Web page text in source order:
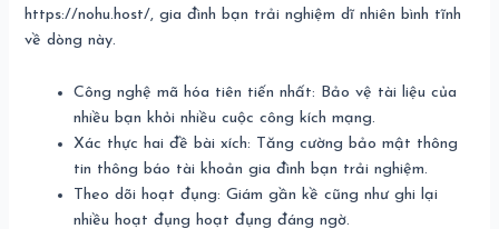
https://nohu.host/, gia đình bạn trải nghiệm dĩ nhiên bình tĩnh
về dòng này.
Công nghệ mã hóa tiên tiến nhất: Bảo vệ tài liệu của
nhiều bạn khỏi nhiều cuộc công kích mạng.
Xác thực hai đề bài xích: Tăng cường bảo mật thông
tin thông báo tài khoản gia đình bạn trải nghiệm.
Theo dõi hoạt đụng: Giám gần kề cũng như ghi lại
nhiều hoạt đụng hoạt đụng đáng ngờ.